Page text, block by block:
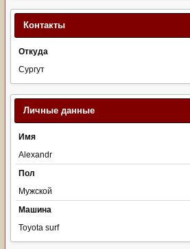
Контакты
Откуда
Сургут
Личные данные
Имя
Alexandr
Пол
Мужской
Машина
Toyota surf